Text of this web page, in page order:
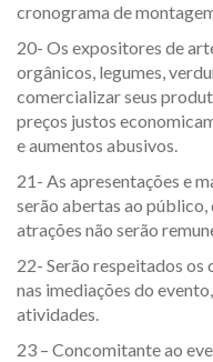
cronograma de
20- Os expositores de
orgânicos, legumes,
comercializar seus
preços justos
e aumentos abusivos.
21- As apresentações e
serão abertas ao
atrações não serão
22- Serão respeitados os
nas imediações do
atividades.
23 – Concomitante ao